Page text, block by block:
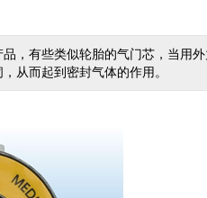
，有些类似轮胎的气门芯，当用
从而起到密封气体的作用。